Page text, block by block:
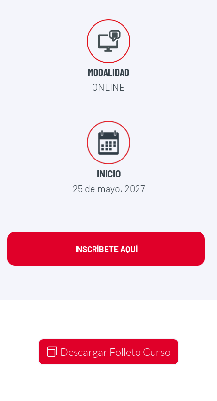
MODALIDAD
ONLINE
INICIO
25 de mayo, 2027
INSCRÍBETE AQUÍ
Descargar Folleto Curso